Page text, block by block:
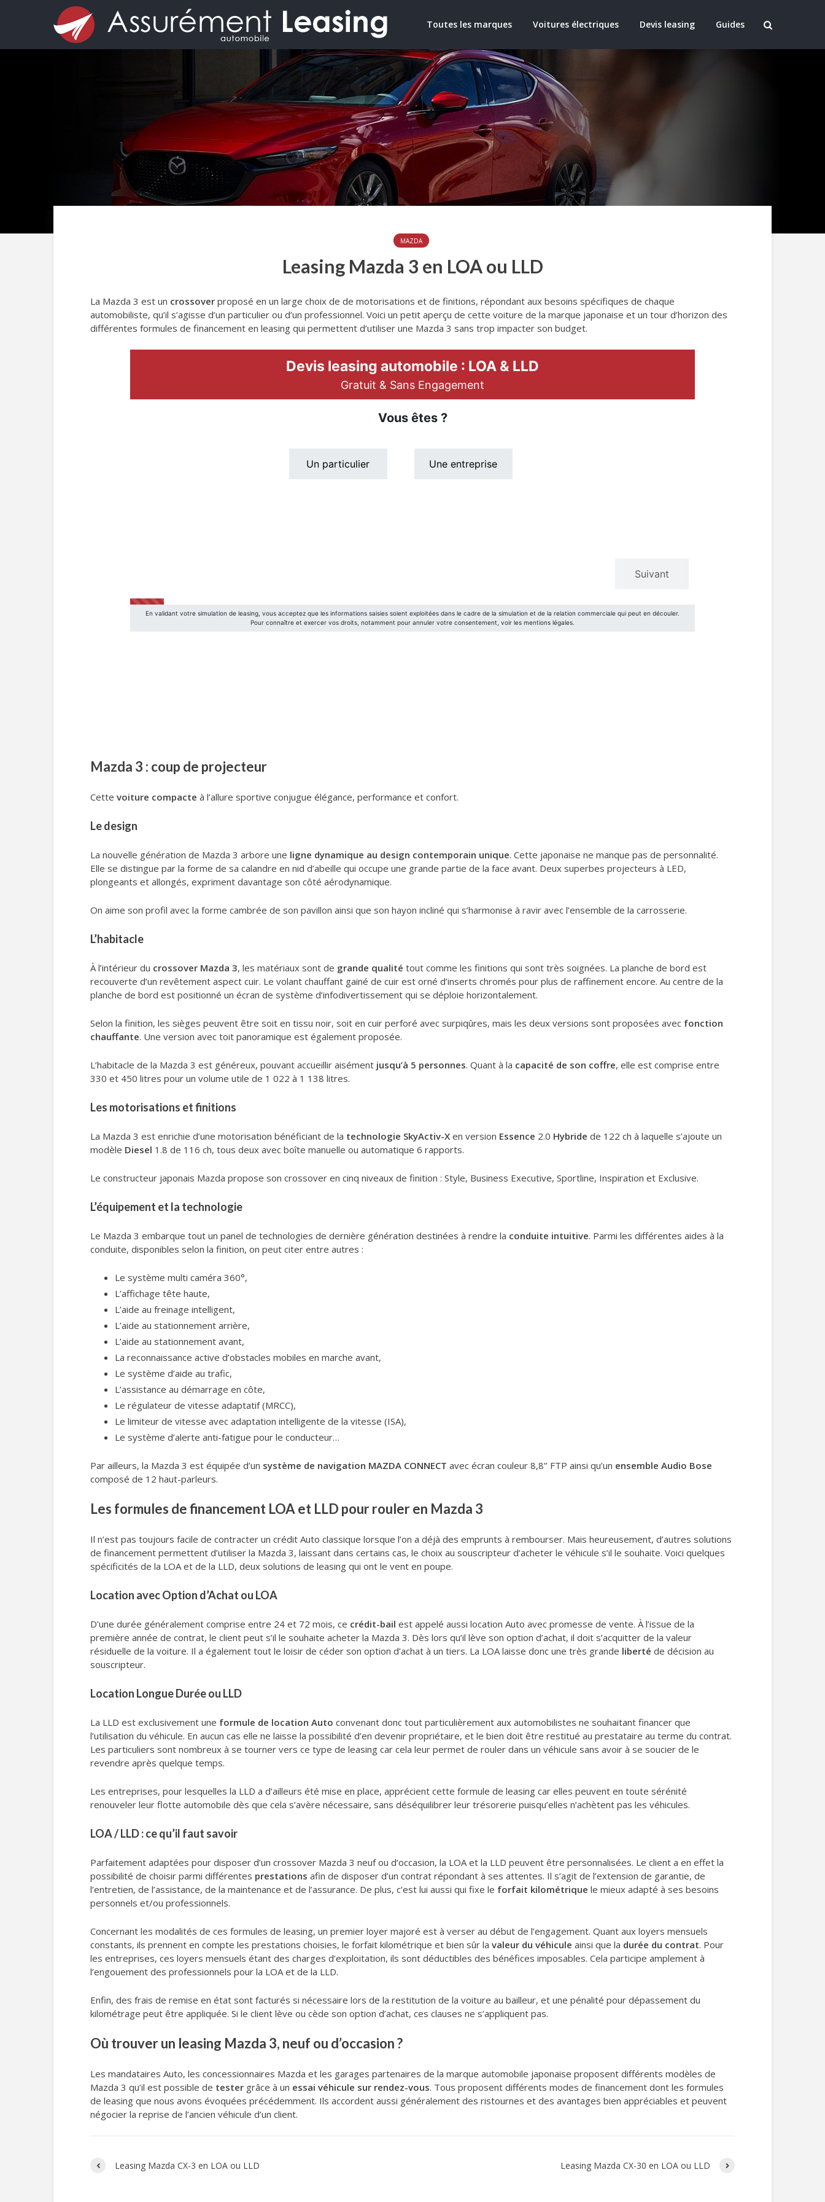
Toutes les marques Voitures électriques Devis leasing Guides
MAZDA
Leasing Mazda 3 en LOA ou LLD
La Mazda 3 est un crossover proposé en un large choix de de motorisations et de finitions, répondant aux besoins spécifiques de chaque
automobiliste, qu’il s’agisse d’un particulier ou d’un professionnel. Voici un petit aperçu de cette voiture de la marque japonaise et un tour d’horizon des
différentes formules de financement en leasing qui permettent d’utiliser une Mazda 3 sans trop impacter son budget.
Mazda 3 : coup de projecteur
Cette voiture compacte à l’allure sportive conjugue élégance, performance et confort.
Le design
La nouvelle génération de Mazda 3 arbore une ligne dynamique au design contemporain unique. Cette japonaise ne manque pas de personnalité.
Elle se distingue par la forme de sa calandre en nid d’abeille qui occupe une grande partie de la face avant. Deux superbes projecteurs à LED,
plongeants et allongés, expriment davantage son côté aérodynamique.
On aime son profil avec la forme cambrée de son pavillon ainsi que son hayon incliné qui s’harmonise à ravir avec l’ensemble de la carrosserie.
L’habitacle
À l’intérieur du crossover Mazda 3, les matériaux sont de grande qualité tout comme les finitions qui sont très soignées. La planche de bord est
recouverte d’un revêtement aspect cuir. Le volant chauffant gainé de cuir est orné d’inserts chromés pour plus de raffinement encore. Au centre de la
planche de bord est positionné un écran de système d’infodivertissement qui se déploie horizontalement.
Selon la finition, les sièges peuvent être soit en tissu noir, soit en cuir perforé avec surpiqûres, mais les deux versions sont proposées avec fonction
chauffante. Une version avec toit panoramique est également proposée.
L’habitacle de la Mazda 3 est généreux, pouvant accueillir aisément jusqu’à 5 personnes. Quant à la capacité de son coffre, elle est comprise entre
330 et 450 litres pour un volume utile de 1 022 à 1 138 litres.
Les motorisations et finitions
La Mazda 3 est enrichie d’une motorisation bénéficiant de la technologie SkyActiv-X en version Essence 2.0 Hybride de 122 ch à laquelle s’ajoute un
modèle Diesel 1.8 de 116 ch, tous deux avec boîte manuelle ou automatique 6 rapports.
Le constructeur japonais Mazda propose son crossover en cinq niveaux de finition : Style, Business Executive, Sportline, Inspiration et Exclusive.
L’équipement et la technologie
Le Mazda 3 embarque tout un panel de technologies de dernière génération destinées à rendre la conduite intuitive. Parmi les différentes aides à la
conduite, disponibles selon la finition, on peut citer entre autres :
Le système multi caméra 360°,
L’affichage tête haute,
L’aide au freinage intelligent,
L’aide au stationnement arrière,
L’aide au stationnement avant,
La reconnaissance active d’obstacles mobiles en marche avant,
Le système d’aide au trafic,
L’assistance au démarrage en côte,
Le régulateur de vitesse adaptatif (MRCC),
Le limiteur de vitesse avec adaptation intelligente de la vitesse (ISA),
Le système d’alerte anti-fatigue pour le conducteur…
Par ailleurs, la Mazda 3 est équipée d’un système de navigation MAZDA CONNECT avec écran couleur 8,8’’ FTP ainsi qu’un ensemble Audio Bose
composé de 12 haut-parleurs.
Les formules de financement LOA et LLD pour rouler en Mazda 3
Il n’est pas toujours facile de contracter un crédit Auto classique lorsque l’on a déjà des emprunts à rembourser. Mais heureusement, d’autres solutions
de financement permettent d’utiliser la Mazda 3, laissant dans certains cas, le choix au souscripteur d’acheter le véhicule s’il le souhaite. Voici quelques
spécificités de la LOA et de la LLD, deux solutions de leasing qui ont le vent en poupe.
Location avec Option d’Achat ou LOA
D’une durée généralement comprise entre 24 et 72 mois, ce crédit-bail est appelé aussi location Auto avec promesse de vente. À l’issue de la
première année de contrat, le client peut s’il le souhaite acheter la Mazda 3. Dès lors qu’il lève son option d’achat, il doit s’acquitter de la valeur
résiduelle de la voiture. Il a également tout le loisir de céder son option d’achat à un tiers. La LOA laisse donc une très grande liberté de décision au
souscripteur.
Location Longue Durée ou LLD
La LLD est exclusivement une formule de location Auto convenant donc tout particulièrement aux automobilistes ne souhaitant financer que
l’utilisation du véhicule. En aucun cas elle ne laisse la possibilité d’en devenir propriétaire, et le bien doit être restitué au prestataire au terme du contrat.
Les particuliers sont nombreux à se tourner vers ce type de leasing car cela leur permet de rouler dans un véhicule sans avoir à se soucier de le
revendre après quelque temps.
Les entreprises, pour lesquelles la LLD a d’ailleurs été mise en place, apprécient cette formule de leasing car elles peuvent en toute sérénité
renouveler leur flotte automobile dès que cela s’avère nécessaire, sans déséquilibrer leur trésorerie puisqu’elles n’achètent pas les véhicules.
LOA / LLD : ce qu’il faut savoir
Parfaitement adaptées pour disposer d’un crossover Mazda 3 neuf ou d’occasion, la LOA et la LLD peuvent être personnalisées. Le client a en effet la
possibilité de choisir parmi différentes prestations afin de disposer d’un contrat répondant à ses attentes. Il s’agit de l’extension de garantie, de
l’entretien, de l’assistance, de la maintenance et de l’assurance. De plus, c’est lui aussi qui fixe le forfait kilométrique le mieux adapté à ses besoins
personnels et/ou professionnels.
Concernant les modalités de ces formules de leasing, un premier loyer majoré est à verser au début de l’engagement. Quant aux loyers mensuels
constants, ils prennent en compte les prestations choisies, le forfait kilométrique et bien sûr la valeur du véhicule ainsi que la durée du contrat. Pour
les entreprises, ces loyers mensuels étant des charges d’exploitation, ils sont déductibles des bénéfices imposables. Cela participe amplement à
l’engouement des professionnels pour la LOA et de la LLD.
Enfin, des frais de remise en état sont facturés si nécessaire lors de la restitution de la voiture au bailleur, et une pénalité pour dépassement du
kilométrage peut être appliquée. Si le client lève ou cède son option d’achat, ces clauses ne s’appliquent pas.
Où trouver un leasing Mazda 3, neuf ou d’occasion ?
Les mandataires Auto, les concessionnaires Mazda et les garages partenaires de la marque automobile japonaise proposent différents modèles de
Mazda 3 qu’il est possible de tester grâce à un essai véhicule sur rendez-vous. Tous proposent différents modes de financement dont les formules
de leasing que nous avons évoquées précédemment. Ils accordent aussi généralement des ristournes et des avantages bien appréciables et peuvent
négocier la reprise de l’ancien véhicule d’un client.
Leasing Mazda CX-3 en LOA ou LLD Leasing Mazda CX-30 en LOA ou LLD